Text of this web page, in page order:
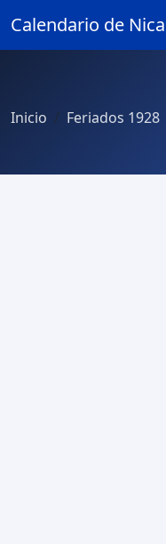
Calendario de
Inicio Feriados 1928